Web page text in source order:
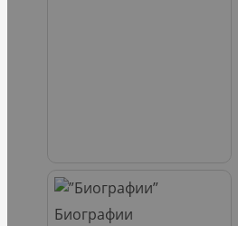
Биографии